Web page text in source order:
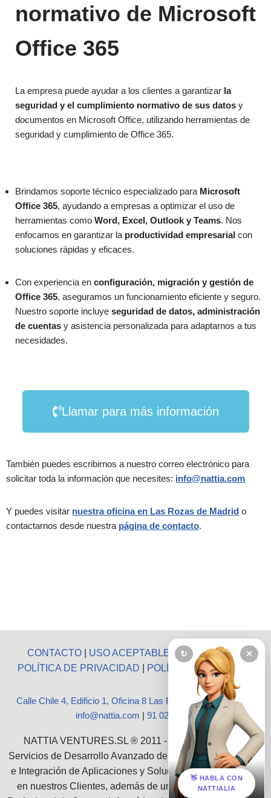
normativo de Microsoft
Office 365
La empresa puede ayudar a los clientes a garantizar la
seguridad y el cumplimiento normativo de sus datos y
documentos en Microsoft Office, utilizando herramientas de
seguridad y cumplimiento de Office 365.
Brindamos soporte técnico especializado para Microsoft
Office 365, ayudando a empresas a optimizar el uso de
herramientas como Word, Excel, Outlook y Teams. Nos
enfocamos en garantizar la productividad empresarial con
soluciones rápidas y eficaces.
Con experiencia en configuración, migración y gestión de
Office 365, aseguramos un funcionamiento eficiente y seguro.
Nuestro soporte incluye seguridad de datos, administración
de cuentas y asistencia personalizada para adaptarnos a tus
necesidades.
Llamar para más información
También puedes escribirnos a nuestro correo electrónico para
solicitar toda la información que necesites: info@nattia.com
Y puedes visitar nuestra oficina en Las Rozas de Madrid o
contactarnos desde nuestra página de contacto.
CONTACTO USO ACEPTABLE | AVISO LEGAL
|
POLÍTICA DE PRIVACIDAD
POLÍTICA DE COOKIES
Calle Chile 4, Edificio 1, Oficina 8 Las Rozas, Madrid 28290
info@nattia.com | 91 027 3665
NATTIA VENTURES.SL ® 2011 - 2026 :: Ofrecemos
Servicios de Desarrollo Avanzado de Software, Consultoría
e Integración de Aplicaciones y Soluciones Empresariales
en nuestros Clientes, además de un grupo de Servicios
↻ ✕
👋 HABLA CON
NATTIALIA